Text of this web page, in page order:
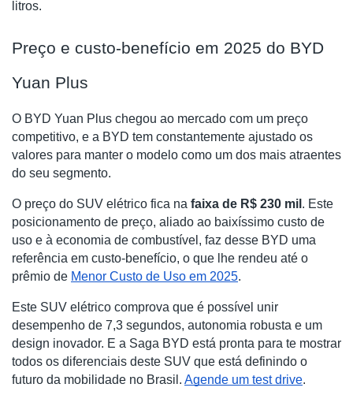
litros.
Preço e custo-benefício em 2025 do BYD
Yuan Plus
O BYD Yuan Plus chegou ao mercado com um preço
competitivo, e a BYD tem constantemente ajustado os
valores para manter o modelo como um dos mais atraentes
do seu segmento.
O preço do SUV elétrico fica na faixa de R$ 230 mil . Este
posicionamento de preço, aliado ao baixíssimo custo de
uso e à economia de combustível, faz desse BYD uma
referência em custo-benefício, o que lhe rendeu até o
prêmio de Menor Custo de Uso em 2025.
Este SUV elétrico comprova que é possível unir
desempenho de 7,3 segundos, autonomia robusta e um
design inovador. E a Saga BYD está pronta para te mostrar
todos os diferenciais deste SUV que está definindo o
futuro da mobilidade no Brasil. Agende um test drive.